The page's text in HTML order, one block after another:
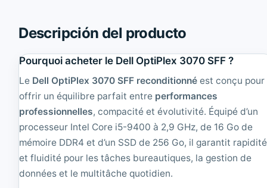
i
|
e
o
n
t
n
n
M
9
S
F
|
e
c
o
d
i
Descripción del producto
Pourquoi acheter le Dell OptiPlex 3070 SFF ?
Le Dell OptiPlex 3070 SFF reconditionné est conçu pour
offrir un équilibre parfait entre performances
professionnelles, compacité et évolutivité. Équipé d’un
processeur Intel Core i5-9400 à 2,9 GHz, de 16 Go de
mémoire DDR4 et d’un SSD de 256 Go, il garantit rapidité
et fluidité pour les tâches bureautiques, la gestion de
données et le multitâche quotidien.